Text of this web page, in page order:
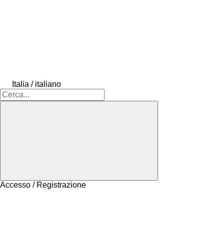
Italia / italiano
Accesso / Registrazione